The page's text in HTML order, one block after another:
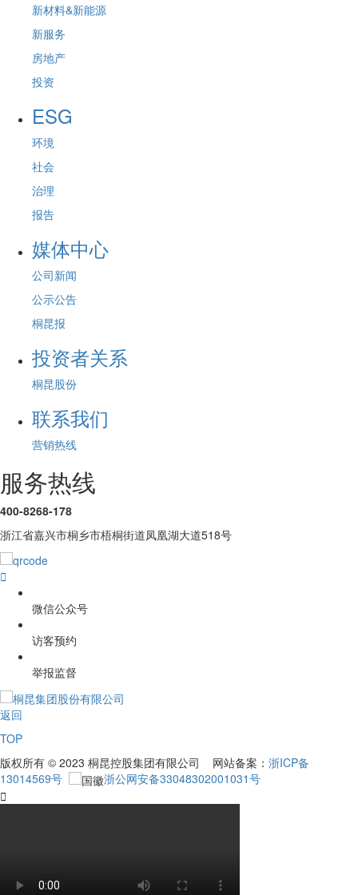
新材料&新能源
新服务
房地产
投资
ESG
环境
社会
治理
报告
媒体中心
公司新闻
公示公告
桐昆报
投资者关系
桐昆股份
联系我们
营销热线
服务热线
400-8268-178
浙江省嘉兴市桐乡市梧桐街道凤凰湖大道518号

微信公众号
访客预约
举报监督
返回
TOP
版权所有 © 2023 桐昆控股集团有限公司 网站备案： 浙ICP备
13014569号
浙公网安备33048302001031号
